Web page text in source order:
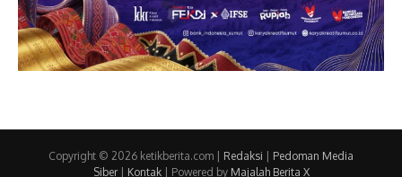
Copyright © 2026 ketikberita.com | Redaksi | Pedoman Media
Siber| Kontak| Powered by Majalah Berita X